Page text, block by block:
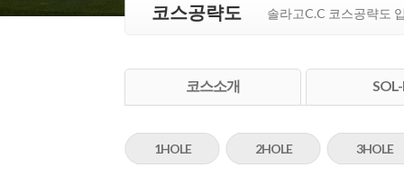
코스공략도 솔라고C.C 코스공략도
코스소개
1HOLE 2HOLE 3HOLE